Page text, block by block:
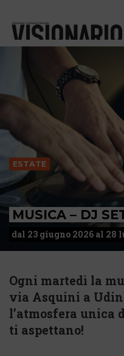
ESTATE
MUSICA – DJ
dal 23 giugno 2026 al 28
Ogni martedì la
via Asquini a
l’atmosfera unica
ti aspettano!